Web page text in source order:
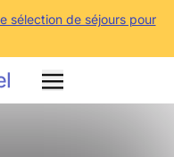
sélection de séjours pour